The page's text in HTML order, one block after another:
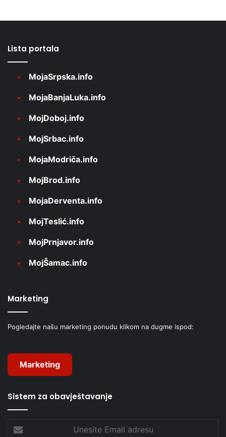
Lista portala
MojaSrpska.info
MojaBanjaLuka.info
MojDoboj.info
MojSrbac.info
MojaModriča.info
MojBrod.info
MojaDerventa.info
MojTeslić.info
MojPrnjavor.info
MojŠamac.info
Marketing
Pogledajte našu marketing ponudu klikom na dugme ispod:
Marketing
Sistem za obavještavanje
Unesite
Email